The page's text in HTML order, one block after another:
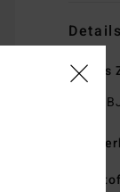
Dames